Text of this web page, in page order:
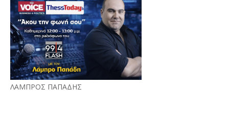
ΛΑΜΠΡΟΣ ΠΑΠΑΔΗΣ